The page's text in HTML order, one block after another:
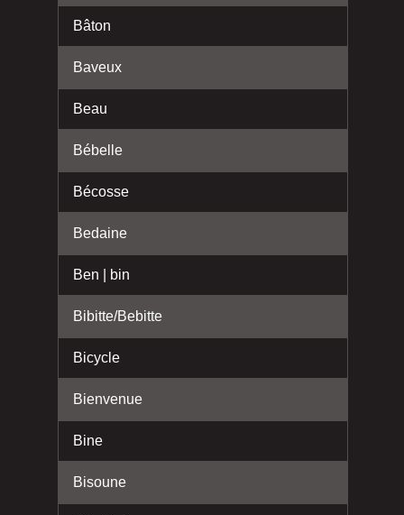
Bâton
Baveux
Beau
Bébelle
Bécosse
Bedaine
Ben | bin
Bibitte/Bebitte
Bicycle
Bienvenue
Bine
Bisoune